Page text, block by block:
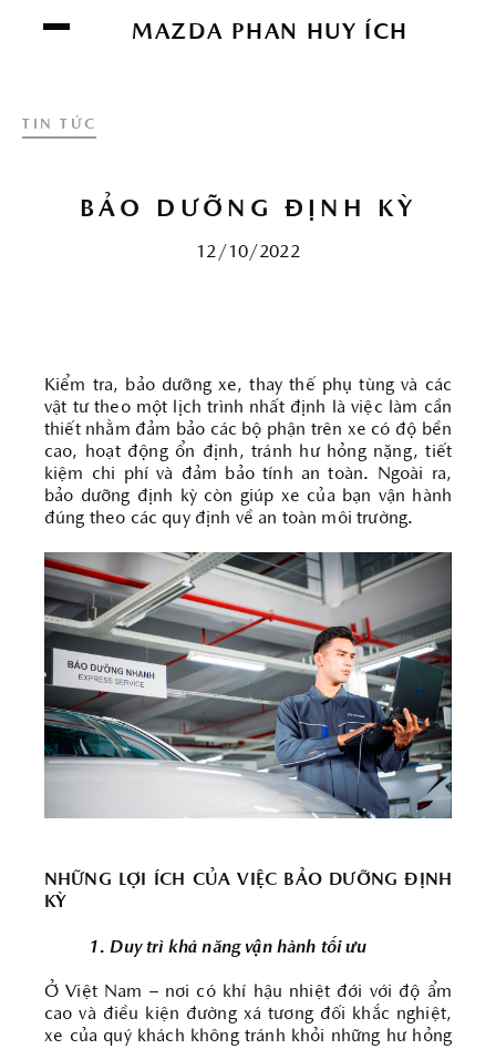
Chúng tôi sử dụng cookie để nâng cao trải
thông tin chi tiết.
ĐỒNG Ý
MAZDA PHAN HUY ÍCH
TIN TỨC
BẢO DƯỠNG ĐỊNH KỲ
12/10/2022
Kiểm tra, bảo dưỡng xe, thay thế phụ tùng và các
vật tư theo một lịch trình nhất định là việc làm cần
thiết nhằm đảm bảo các bộ phận trên xe có độ bền
cao, hoạt động ổn định, tránh hư hỏng nặng, tiết
kiệm chi phí và đảm bảo tính an toàn. Ngoài ra,
bảo dưỡng định kỳ còn giúp xe của bạn vận hành
đúng theo các quy định về an toàn môi trường.
NHỮNG LỢI ÍCH CỦA VIỆC BẢO DƯỠNG ĐỊNH
KỲ
1. Duy trì khả năng vận hành tối ưu
Ở Việt Nam – nơi có khí hậu nhiệt đới với độ ẩm
cao và điều kiện đường xá tương đối khắc nghiệt,
xe của quý khách không tránh khỏi những hư hỏng